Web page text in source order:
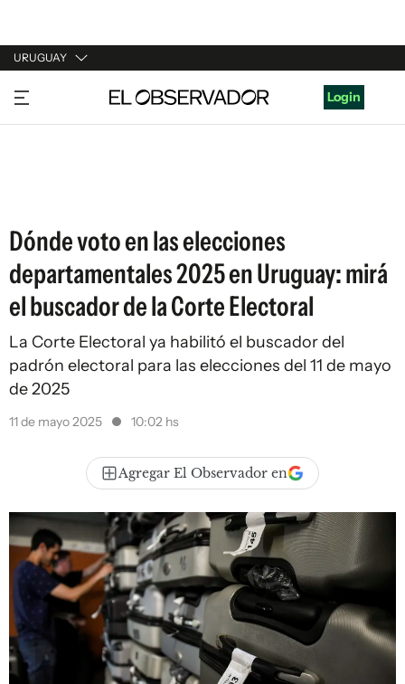
URUGUAY
URUGUAY
ARGENTINA
Login
Dónde voto en las elecciones
departamentales 2025 en Uruguay: mirá
el buscador de la Corte Electoral
La Corte Electoral ya habilitó el buscador del
padrón electoral para las elecciones del 11 de mayo
de 2025
11 de mayo 2025 10:02 hs
Agregar El Observador en